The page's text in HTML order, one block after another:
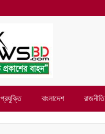
প্রযুক্তি বাংলাদেশ রাজনীতি